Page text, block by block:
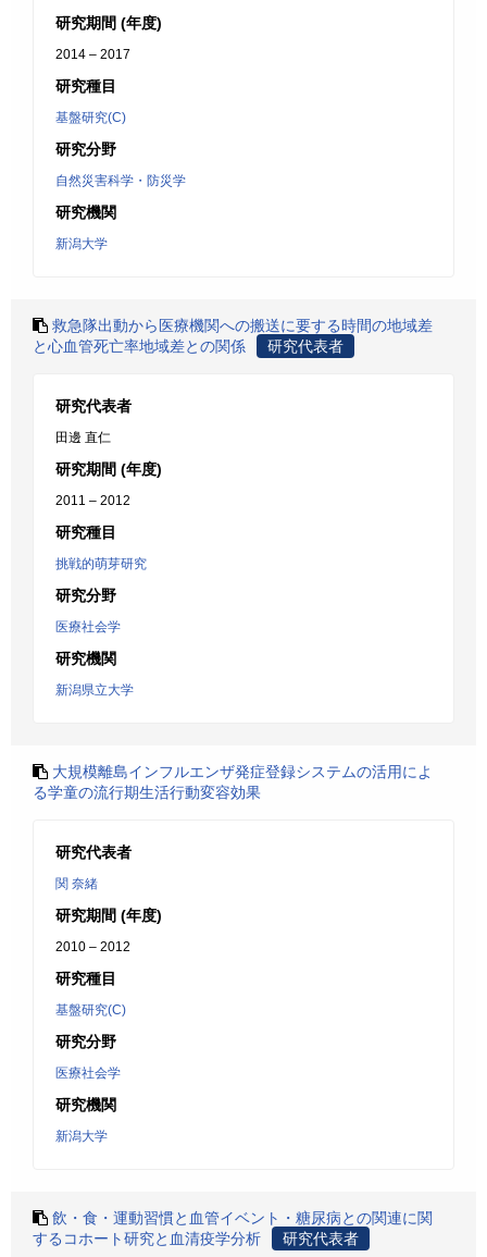
研究期間 (年度)
2014 – 2017
研究種目
基盤研究(C)
研究分野
自然災害科学・防災学
研究機関
新潟大学
救急隊出動から医療機関への搬送に要する時間の地域差
と心血管死亡率地域差との関係
研究代表者
研究代表者
田邊 直仁
研究期間 (年度)
2011 – 2012
研究種目
挑戦的萌芽研究
研究分野
医療社会学
研究機関
新潟県立大学
大規模離島インフルエンザ発症登録システムの活用によ
る学童の流行期生活行動変容効果
研究代表者
関 奈緒
研究期間 (年度)
2010 – 2012
研究種目
基盤研究(C)
研究分野
医療社会学
研究機関
新潟大学
飲・食・運動習慣と血管イベント・糖尿病との関連に関
するコホート研究と血清疫学分析
研究代表者